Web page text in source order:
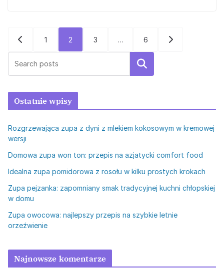
Stronicowanie
wpisów
1 2 3 … 6
Szukaj
Ostatnie wpisy
Rozgrzewająca zupa z dyni z mlekiem kokosowym w kremowej
wersji
Domowa zupa won ton: przepis na azjatycki comfort food
Idealna zupa pomidorowa z rosołu w kilku prostych krokach
Zupa pejzanka: zapomniany smak tradycyjnej kuchni chłopskiej
w domu
Zupa owocowa: najlepszy przepis na szybkie letnie
orzeźwienie
Najnowsze komentarze